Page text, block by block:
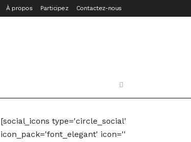
À propos Participez Contactez-nous
[social_icons type='circle_social'
icon_pack='font_elegant' icon=''